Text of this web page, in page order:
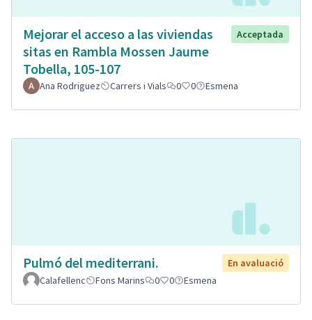
Mejorar el acceso a las viviendas
sitas en Rambla Mossen Jaume
Tobella, 105-107
Acceptada
Ana Rodriguez Carrers i Vials 0 0 Esmena
Pulmó del mediterrani.
En avaluació
Calafellenc
Fons Marins 0 0 Esmena